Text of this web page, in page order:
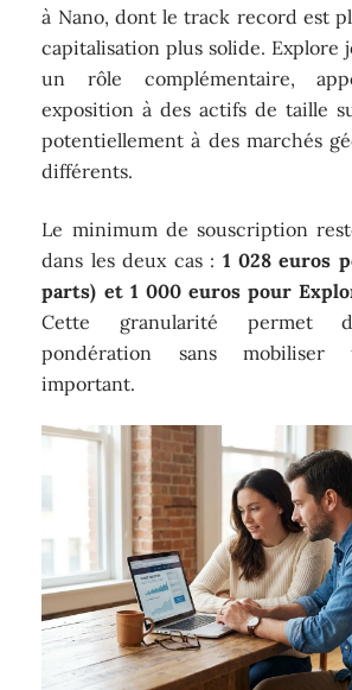
à Nano, dont le track record est
capitalisation plus solide. Explore
un rôle complémentaire,
exposition à des actifs de taille
potentiellement à des marchés
différents.
Le minimum de souscription
dans les deux cas : 1 028 euros
parts) et 1 000 euros pour
Cette granularité permet
pondération sans mobiliser
important.